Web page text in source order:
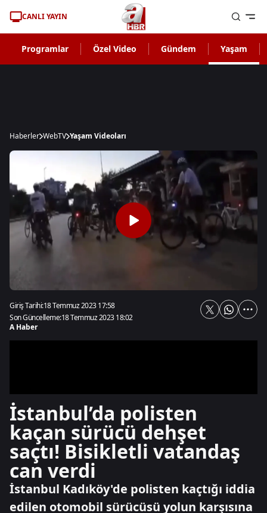
CANLI YAYIN
Programlar Özel Video Gündem Yaşam
Haberler WebTV Yaşam Videoları
Giriş Tarihi:18 Temmuz 2023 17:58
Son Güncelleme:18 Temmuz 2023 18:02
A Haber
İstanbul’da polisten
kaçan sürücü dehşet
saçtı! Bisikletli vatandaş
can verdi
İstanbul Kadıköy'de polisten kaçtığı iddia
edilen otomobil sürücüsü yolun karşısına